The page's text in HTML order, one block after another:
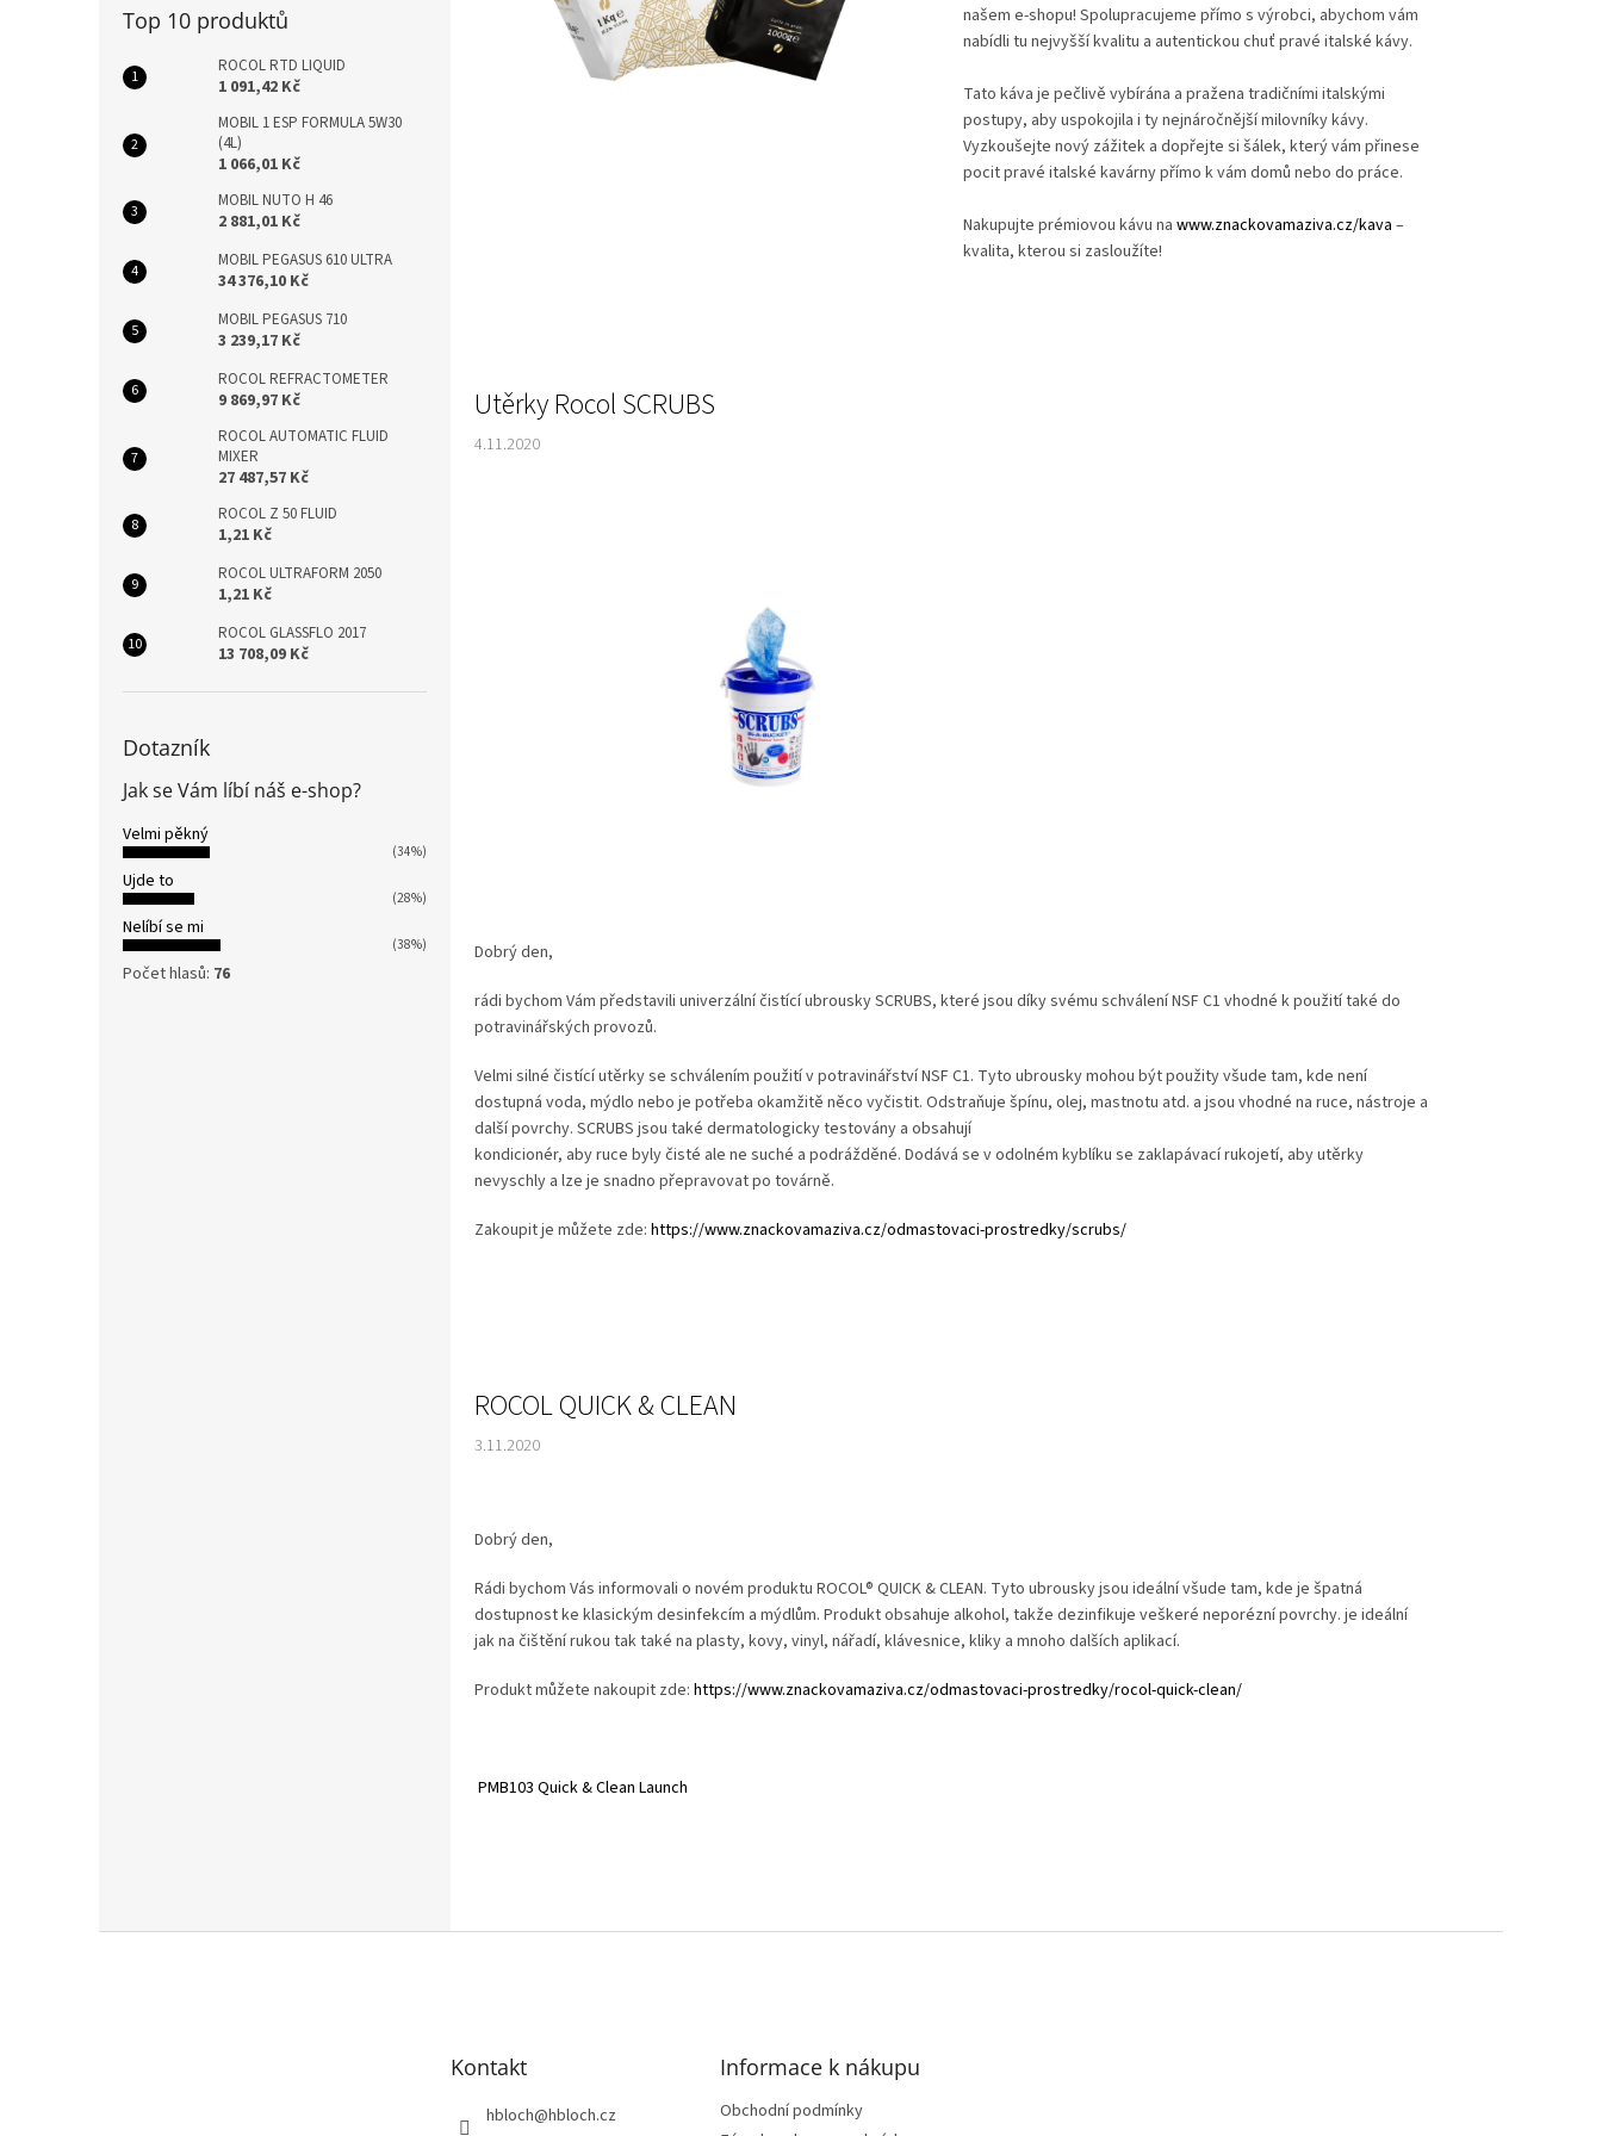
Top 10 produktů
ROCOL RTD LIQUID
1 091,42 Kč
MOBIL 1 ESP FORMULA 5W30
(4L)
1 066,01 Kč
MOBIL NUTO H 46
2 881,01 Kč
MOBIL PEGASUS 610 ULTRA
34 376,10 Kč
MOBIL PEGASUS 710
3 239,17 Kč
ROCOL REFRACTOMETER
9 869,97 Kč
ROCOL AUTOMATIC FLUID
MIXER
27 487,57 Kč
ROCOL Z 50 FLUID
1,21 Kč
ROCOL ULTRAFORM 2050
1,21 Kč
ROCOL GLASSFLO 2017
13 708,09 Kč
Dotazník
Jak se Vám líbí náš e-shop?
Velmi pěkný
(34%)
Ujde to
(28%)
Nelíbí se mi
(38%)
Počet hlasů: 76
našem e-shopu! Spolupracujeme přímo s výrobci, abychom vám
nabídli tu nejvyšší kvalitu a autentickou chuť pravé italské kávy.
Tato káva je pečlivě vybírána a pražena tradičními italskými
postupy, aby uspokojila i ty nejnáročnější milovníky kávy.
Vyzkoušejte nový zážitek a dopřejte si šálek, který vám přinese
pocit pravé italské kavárny přímo k vám domů nebo do práce.
Nakupujte prémiovou kávu na www.znackovamaziva.cz/kava –
kvalita, kterou si zasloužíte!
Utěrky Rocol SCRUBS
4.11.2020
Dobrý den,
rádi bychom Vám představili univerzální čistící ubrousky SCRUBS, které jsou díky svému schválení NSF C1 vhodné k použití také do
potravinářských provozů.
Velmi silné čistící utěrky se schválením použití v potravinářství NSF C1. Tyto ubrousky mohou být použity všude tam, kde není
dostupná voda, mýdlo nebo je potřeba okamžitě něco vyčistit. Odstraňuje špínu, olej, mastnotu atd. a jsou vhodné na ruce, nástroje a
další povrchy. SCRUBS jsou také dermatologicky testovány a obsahují
kondicionér, aby ruce byly čisté ale ne suché a podrážděné. Dodává se v odolném kyblíku se zaklapávací rukojetí, aby utěrky
nevyschly a lze je snadno přepravovat po továrně.
Zakoupit je můžete zde: https://www.znackovamaziva.cz/odmastovaci-prostredky/scrubs/
ROCOL QUICK & CLEAN
3.11.2020
Dobrý den,
Rádi bychom Vás informovali o novém produktu ROCOL® QUICK & CLEAN. Tyto ubrousky jsou ideální všude tam, kde je špatná
dostupnost ke klasickým desinfekcím a mýdlům. Produkt obsahuje alkohol, takže dezinfikuje veškeré neporézní povrchy. je ideální
jak na čištění rukou tak také na plasty, kovy, vinyl, nářadí, klávesnice, kliky a mnoho dalších aplikací.
Produkt můžete nakoupit zde: https://www.znackovamaziva.cz/odmastovaci-prostredky/rocol-quick-clean/
PMB103 Quick & Clean Launch
v
Kontakt
hbloch@hbloch.cz
Informace k nákupu
Obchodní podmínky